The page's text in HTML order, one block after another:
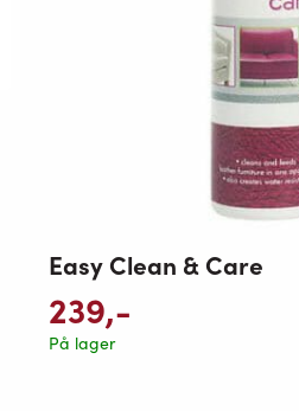
Easy Clean & Care
239,-
På lager